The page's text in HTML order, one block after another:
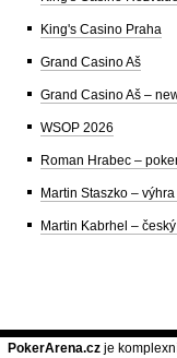
King's Casino Praha
Grand Casino Aš
Grand Casino Aš –
WSOP 2026
Roman Hrabec –
Martin Staszko –
Martin Kabrhel –
PokerArena.cz je